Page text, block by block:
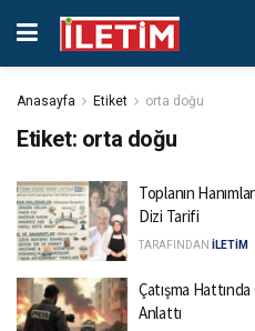
Anasayfa Etiket orta doğu
Etiket: orta doğu
Toplanın
Dizi Tarifi
TARAFINDAN İLETİM
Çatışma
Anlattı